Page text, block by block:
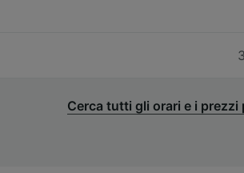
Cerca tutti gli orari e i prezzi